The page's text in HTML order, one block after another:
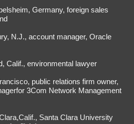
Germany, foreign sales
N.J., account manager, Oracle
Calif., environmental lawyer
public relations firm owner,
3Com Network Management
Santa Clara University